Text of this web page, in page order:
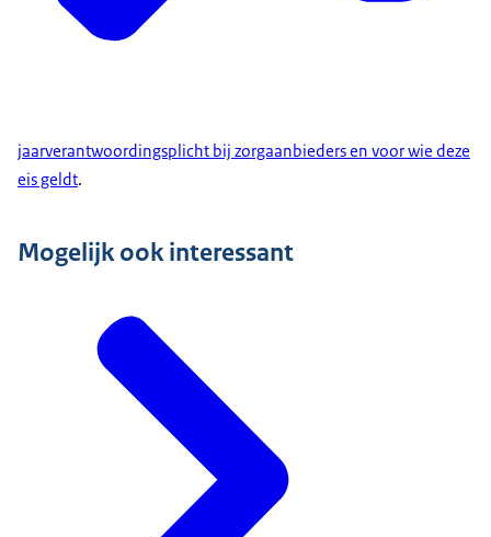
jaarverantwoordingsplicht bij zorgaanbieders en voor wie deze
eis geldt.
Mogelijk ook interessant